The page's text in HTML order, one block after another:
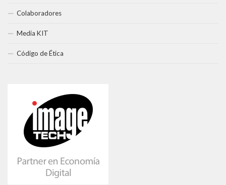
Colaboradores
Media KIT
Código de Ética